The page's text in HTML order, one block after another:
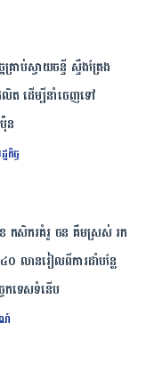
រាប់ស្វាយចន្ទី ស្ទឹងត្រែង
ត ដើម្បីនាំចេញទៅ
ន
កិច្ច
កសិករគំរូ ចន គឹមស្រស់ រក
លានរៀលពីការដាំបន្លែ
េកទេសទំនើប
ណ៍